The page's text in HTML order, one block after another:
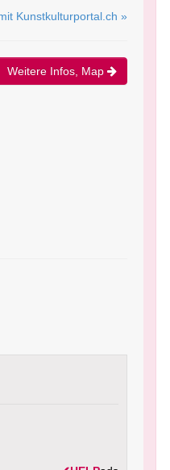
Kunstkulturportal.ch »
Weitere Infos, Map